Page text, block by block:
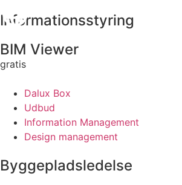
Informationsstyring
BIM Viewer
gratis
Dalux Box
Udbud
Information Management
Design management
Byggepladsledelse